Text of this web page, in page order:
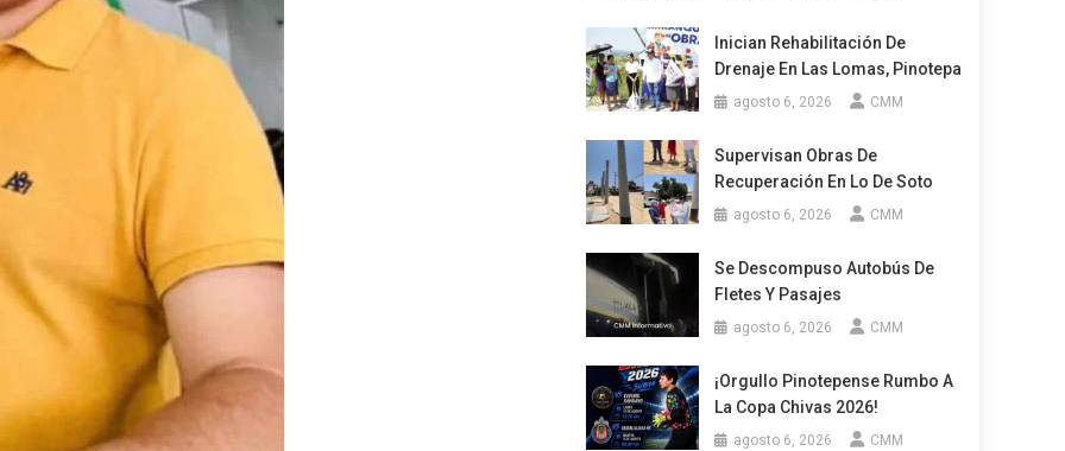
Inician Rehabilitación De
Drenaje En Las Lomas, Pinotepa
agosto 6, 2026 CMM
Supervisan Obras De
Recuperación En Lo De Soto
agosto 6, 2026 CMM
Se Descompuso Autobús De
Fletes Y Pasajes
agosto 6, 2026 CMM
¡Orgullo Pinotepense Rumbo A
La Copa Chivas 2026!
agosto 6, 2026 CMM